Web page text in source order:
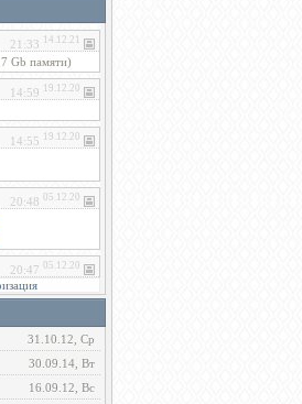
31.10.12, Ср
30.09.14, Вт
16.09.12, Вс